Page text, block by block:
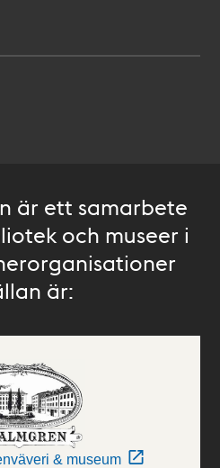
är ett samarbete
och museer i
är:
& museum